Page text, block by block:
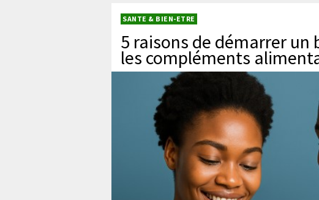
SANTE & BIEN-ETRE
5 raisons de démarrer un
les compléments